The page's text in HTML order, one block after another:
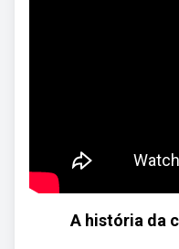
A história da